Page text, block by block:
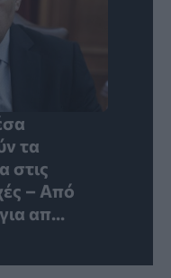
τα
στις
– Από
απ...